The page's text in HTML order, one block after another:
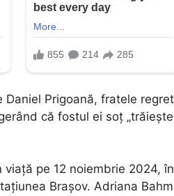
Prigoană, fratele
că fostul ei soț
pe 12 noiembrie 2024,
Brașov. Adriana